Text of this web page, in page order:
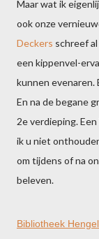
Maar wat ik
ook onze
Deckers schreef
een kippenvel-
kunnen evenaren.
En na de begane
2e verdieping.
ik u niet
om tijdens of na
beleven.
Bibliotheek